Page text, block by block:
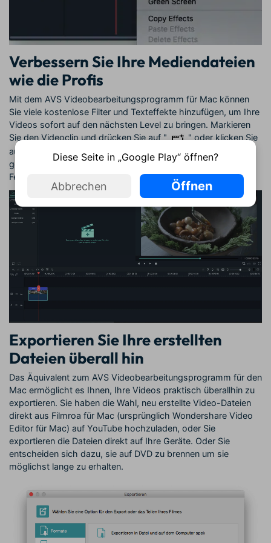
Verbessern Sie Ihre Mediendateien
wie die Profis
Mit dem AVS Videobearbeitungsprogramm für Mac können
Sie viele kostenlose Filter und Texteffekte hinzufügen, um Ihre
Videos sofort auf den nächsten Level zu bringen. Markieren
Sie den Videoclip und drücken Sie auf "
" oder klicken Sie
auf das Zahnrad unter dem Video und wählen Sie die
gewünschte Funktion. Anschließend sehen Sie das folgende
Fenster mit 4 Tabs: "Titel", "Filter", "Video" und "Audio".
Exportieren Sie Ihre erstellten
Dateien überall hin
Das Äquivalent zum AVS Videobearbeitungsprogramm für den
Mac ermöglicht es Ihnen, Ihre Videos praktisch überallhin zu
exportieren. Sie haben die Wahl, neu erstellte Video-Dateien
direkt aus Filmroa für Mac (ursprünglich Wondershare Video
Editor für Mac) auf YouTube hochzuladen, oder Sie
exportieren die Dateien direkt auf Ihre Geräte. Oder Sie
entscheiden sich dazu, sie auf DVD zu brennen um sie
möglichst lange zu erhalten.
Diese Seite in „Google Play“ öffnen?
Abbrechen Öffnen